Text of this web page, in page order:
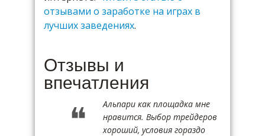
отзывами о заработке на играх в
лучших заведениях.
Отзывы и
впечатления
Альпари как площадка мне
нравится. Выбор трейдеров
хороший, условия гораздо